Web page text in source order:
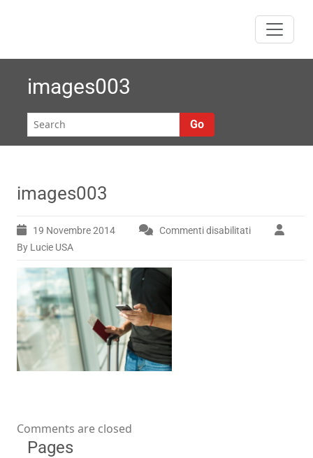
images003
Go
images003
19 Novembre 2014 Commenti disabilitatisu
By Lucie USA
Comments are closed
Pages